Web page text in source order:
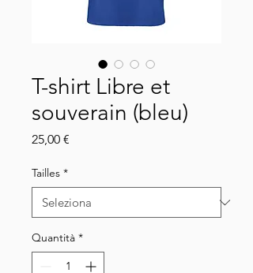
T-shirt Libre et
souverain (bleu)
25,00 €
Tailles *
Quantità *